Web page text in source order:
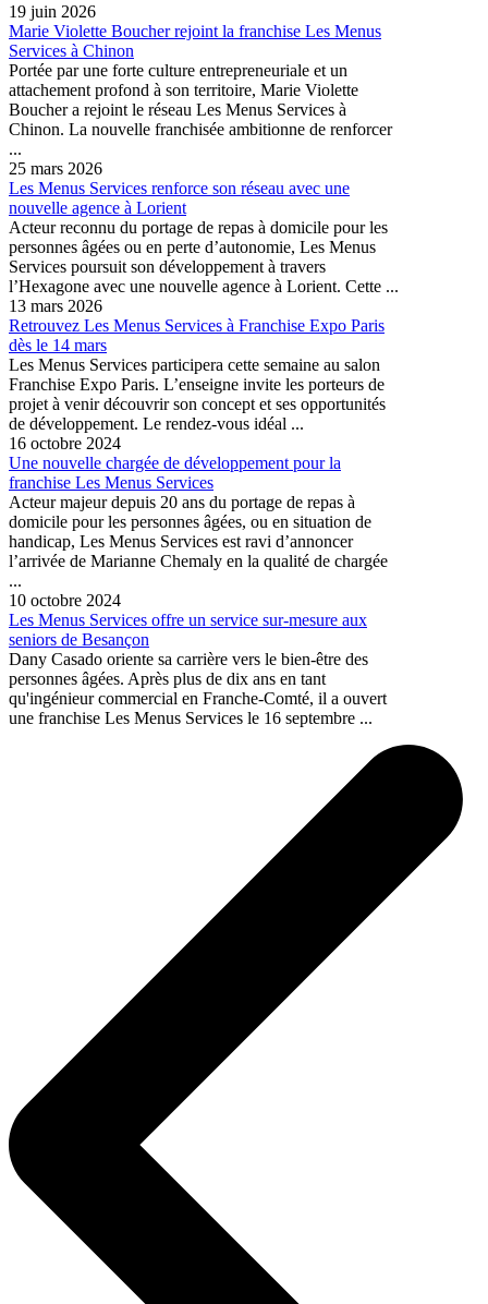
19 juin 2026
Marie Violette Boucher rejoint la franchise Les Menus
Services à Chinon
Portée par une forte culture entrepreneuriale et un
attachement profond à son territoire, Marie Violette
Boucher a rejoint le réseau Les Menus Services à
Chinon. La nouvelle franchisée ambitionne de renforcer
...
25 mars 2026
Les Menus Services renforce son réseau avec une
nouvelle agence à Lorient
Acteur reconnu du portage de repas à domicile pour les
personnes âgées ou en perte d’autonomie, Les Menus
Services poursuit son développement à travers
l’Hexagone avec une nouvelle agence à Lorient. Cette ...
13 mars 2026
Retrouvez Les Menus Services à Franchise Expo Paris
dès le 14 mars
Les Menus Services participera cette semaine au salon
Franchise Expo Paris. L’enseigne invite les porteurs de
projet à venir découvrir son concept et ses opportunités
de développement. Le rendez-vous idéal ...
16 octobre 2024
Une nouvelle chargée de développement pour la
franchise Les Menus Services
Acteur majeur depuis 20 ans du portage de repas à
domicile pour les personnes âgées, ou en situation de
handicap, Les Menus Services est ravi d’annoncer
l’arrivée de Marianne Chemaly en la qualité de chargée
...
10 octobre 2024
Les Menus Services offre un service sur-mesure aux
seniors de Besançon
Dany Casado oriente sa carrière vers le bien-être des
personnes âgées. Après plus de dix ans en tant
qu'ingénieur commercial en Franche-Comté, il a ouvert
une franchise Les Menus Services le 16 septembre ...